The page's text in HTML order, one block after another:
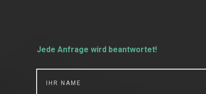
Jede Anfrage wird beantwortet!